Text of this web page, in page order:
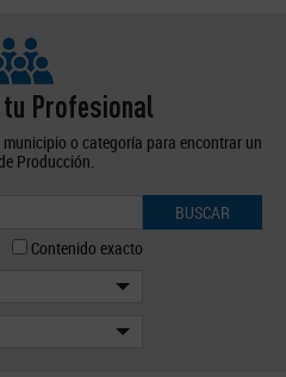
tu Profesional
o categoría para encontrar un
Producción.
BUSCAR
Contenido exacto